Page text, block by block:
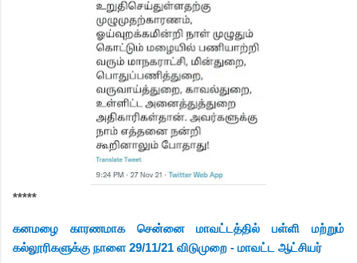
*****
கனமழை காரணமாக சென்னை மாவட்டத்தில் பள்ளி மற்றும்
கல்லூரிகளுக்கு நாளை 29/11/21 விடுமுறை - மாவட்ட ஆட்சியர்